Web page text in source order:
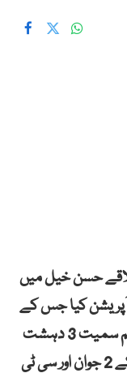
حسن خیل میں
آپریشن کیا جس کے
نتیجے میں دہشت گرد کمانڈر عبدالرحیم سمیت 3 دہشت
گرد ہلاک ہوگئے۔آپریشن میں پاک فوج کے 2 جوان اور سی ٹی